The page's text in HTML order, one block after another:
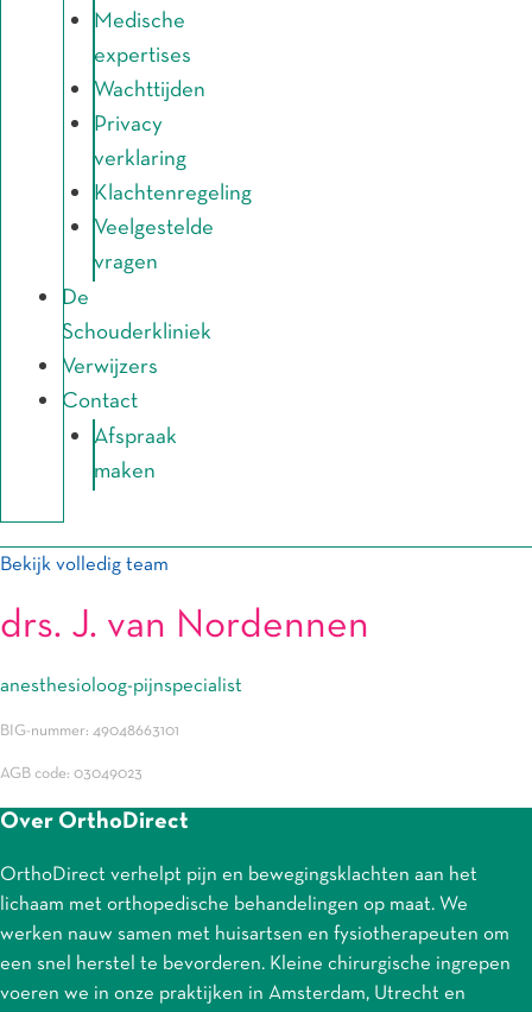
Medische
expertises
Wachttijden
Privacy
verklaring
Klachtenregeling
Veelgestelde
vragen
De
Schouderkliniek
Verwijzers
Contact
Afspraak
maken
Bekijk volledig team
drs. J. van Nordennen
anesthesioloog-pijnspecialist
BIG-nummer: 49048663101
AGB code: 03049023
Over OrthoDirect
OrthoDirect verhelpt pijn en bewegingsklachten aan het
lichaam met orthopedische behandelingen op maat. We
werken nauw samen met huisartsen en fysiotherapeuten om
een snel herstel te bevorderen. Kleine chirurgische ingrepen
voeren we in onze praktijken in Amsterdam, Utrecht en